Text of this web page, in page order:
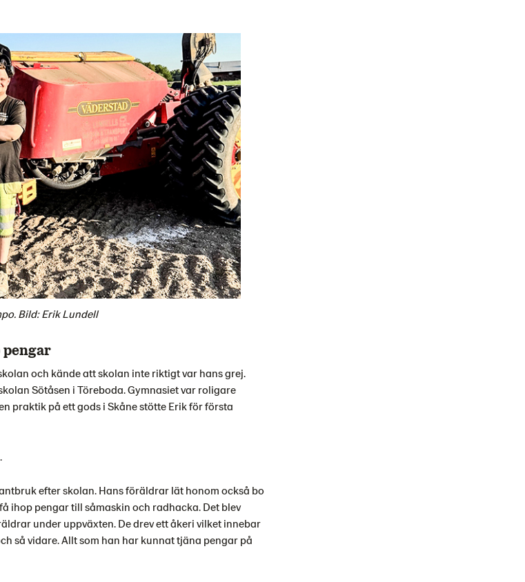
Bild: Erik Lundell
och kände att skolan inte riktigt var hans grej.
Sötåsen i Töreboda. Gymnasiet var roligare
praktik på ett gods i Skåne stötte Erik för första
efter skolan. Hans föräldrar lät honom också bo
ihop pengar till såmaskin och radhacka. Det blev
under uppväxten. De drev ett åkeri vilket innebar
så vidare. Allt som han har kunnat tjäna pengar på